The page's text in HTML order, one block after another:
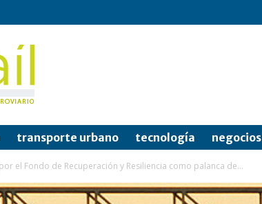
transporte urbano tecnología negocios
el Fondo de Recuperación y Resiliencia como palanca de...